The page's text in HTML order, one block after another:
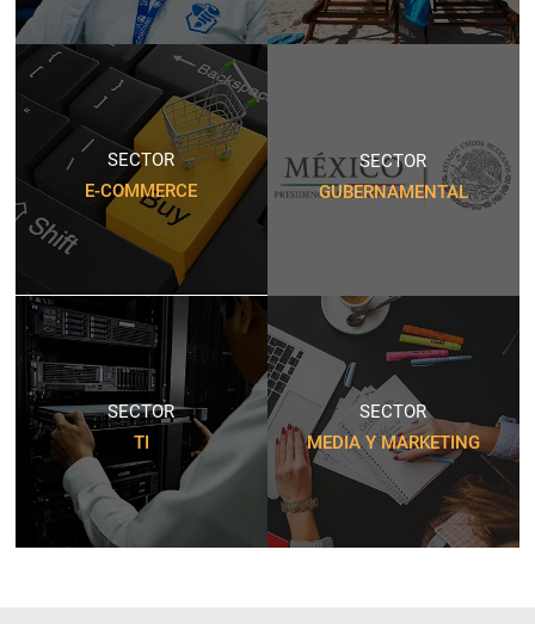
SECTOR
E-COMMERCE
SECTOR
GUBERNAMENTAL
SECTOR
TI
SECTOR
MEDIA Y MARKETING